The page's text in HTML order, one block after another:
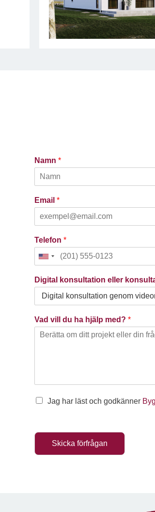
Namn *
Email *
Telefon *
U
i
t
d
S
1
Digital konsultation eller
Vad vill du ha hjälp med? *
Jag har läst och godkänner
Skicka förfrågan